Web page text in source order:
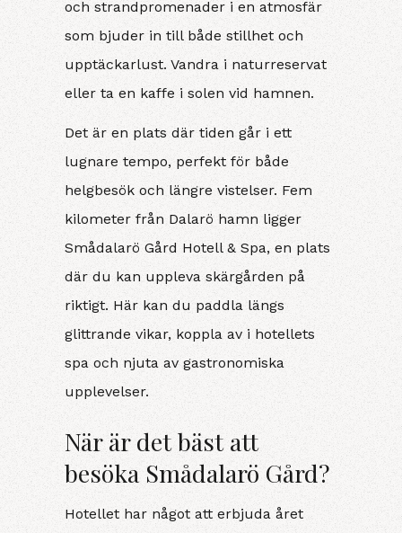
och strandpromenader i en atmosfär
som bjuder in till både stillhet och
upptäckarlust. Vandra i naturreservat
eller ta en kaffe i solen vid hamnen.
Det är en plats där tiden går i ett
lugnare tempo, perfekt för både
helgbesök och längre vistelser. Fem
kilometer från Dalarö hamn ligger
Smådalarö Gård Hotell & Spa, en plats
där du kan uppleva skärgården på
riktigt. Här kan du paddla längs
glittrande vikar, koppla av i hotellets
spa och njuta av gastronomiska
upplevelser.
När är det bäst att
besöka Smådalarö Gård?
Hotellet har något att erbjuda året